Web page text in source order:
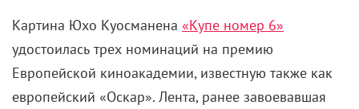
Картина Юхо Куосманена «Купе номер 6»
удостоилась трех номинаций на премию
Европейской киноакадемии, известную также как
европейский «Оскар». Лента, ранее завоевавшая